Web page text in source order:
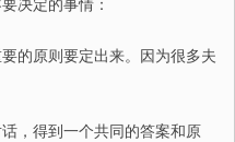
决定的事情：
的原则要定出来。因 为很多夫
，得到一个共同的答案和原